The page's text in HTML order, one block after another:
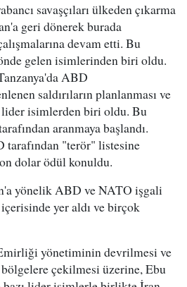
savaşçıları ülkeden çıkarma
geri dönerek burada
devam etti. Bu
gelen isimlerinden biri oldu.
ABD
saldırıların planlanması ve
isimlerden biri oldu. Bu
aranmaya başlandı.
tarafından "terör" listesine
dolar ödül konuldu.
yönelik ABD ve NATO işgali
yer aldı ve birçok
yönetiminin devrilmesi ve
bölgelere çekilmesi üzerine, Ebu